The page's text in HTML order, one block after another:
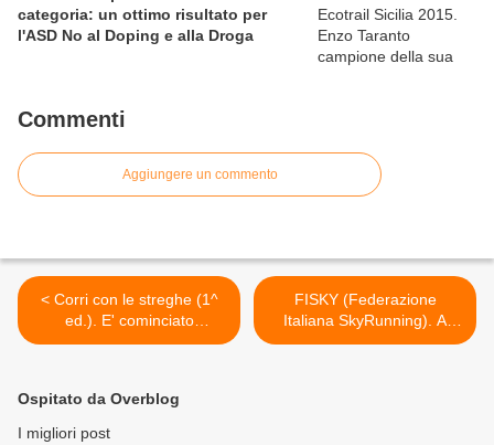
categoria: un ottimo risultato per
l'ASD No al Doping e alla Droga
Commenti
Aggiungere un commento
< Corri con le streghe (1^
ed.). E' cominciato
ufficialmente
ottobre
FISKY (Federazione
Italiana SkyRunning). A
Bergamo, cena per i
Ospitato da Overblog
I migliori post